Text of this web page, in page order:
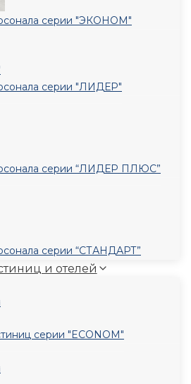
серии "ЭКОНОМ"
серии "ЛИДЕР"
серии “ЛИДЕР ПЛЮС”
серии “СТАНДАРТ”
и отелей
серии "ECONOM"